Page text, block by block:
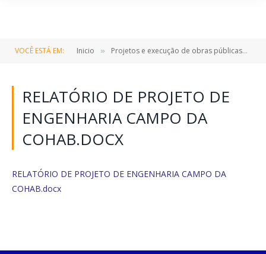
VOCÊ ESTÁ EM: Inicio » Projetos e execução de obras públicas
RELATÓRIO DE PROJETO DE
ENGENHARIA CAMPO DA
COHAB.DOCX
RELATÓRIO DE PROJETO DE ENGENHARIA CAMPO DA
COHAB.docx